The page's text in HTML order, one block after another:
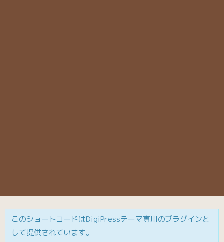
このショートコードはDigiPressテーマ専用のプラグインと
して提供されています。